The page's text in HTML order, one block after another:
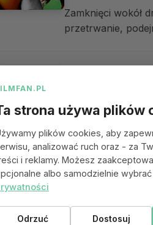
Zamknięci wokół
przetrwanie,
Gatunek:
Komedia,
Przygodowy
Reżyseria: Ethan
Everett Ulysses
do końca
strona używa plików
plików cookies, aby
analizować ruch oraz - za
i reklamy. Możesz
albo samodzielnie
Odrzuć Dostosuj